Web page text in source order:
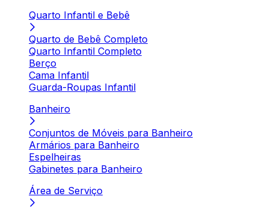
Quarto Infantil e Bebê
Quarto de Bebê Completo
Quarto Infantil Completo
Berço
Cama Infantil
Guarda-Roupas Infantil
Banheiro
Conjuntos de Móveis para Banheiro
Armários para Banheiro
Espelheiras
Gabinetes para Banheiro
Área de Serviço